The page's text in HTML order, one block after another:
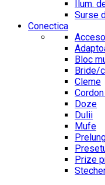
Ilum.
Surse
Conectica
Bloc
Bride/
Cleme
Doze
Dulii
Mufe
Prize